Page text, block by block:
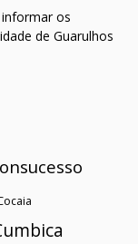
os
de Guarulhos